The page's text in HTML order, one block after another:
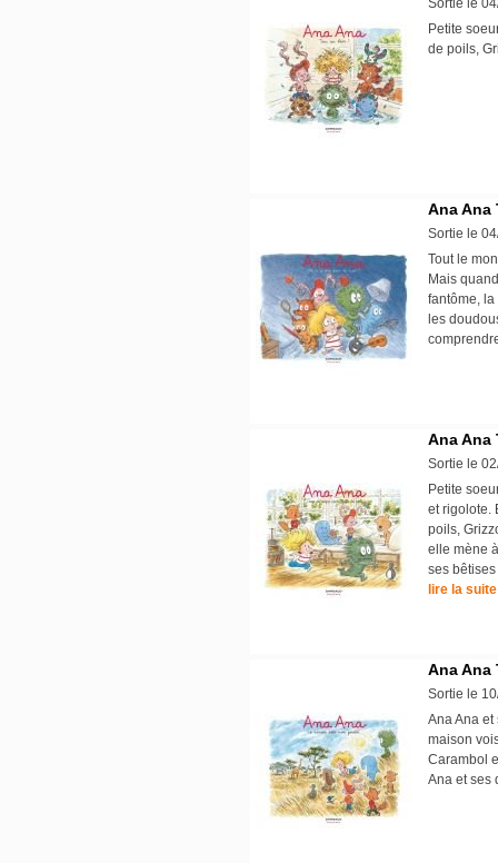
Sortie le
Petite
de poils,
Ana Ana
Sortie le
Tout le
Mais
fantôme,
les
Ana Ana
Sortie le
Petite
et rigolote.
poils,
elle mène
ses
lire la suite
Ana Ana
Sortie le
Ana Ana
maison
Carambol
Ana et ses